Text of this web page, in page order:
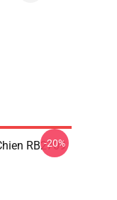
RB2709
-20%